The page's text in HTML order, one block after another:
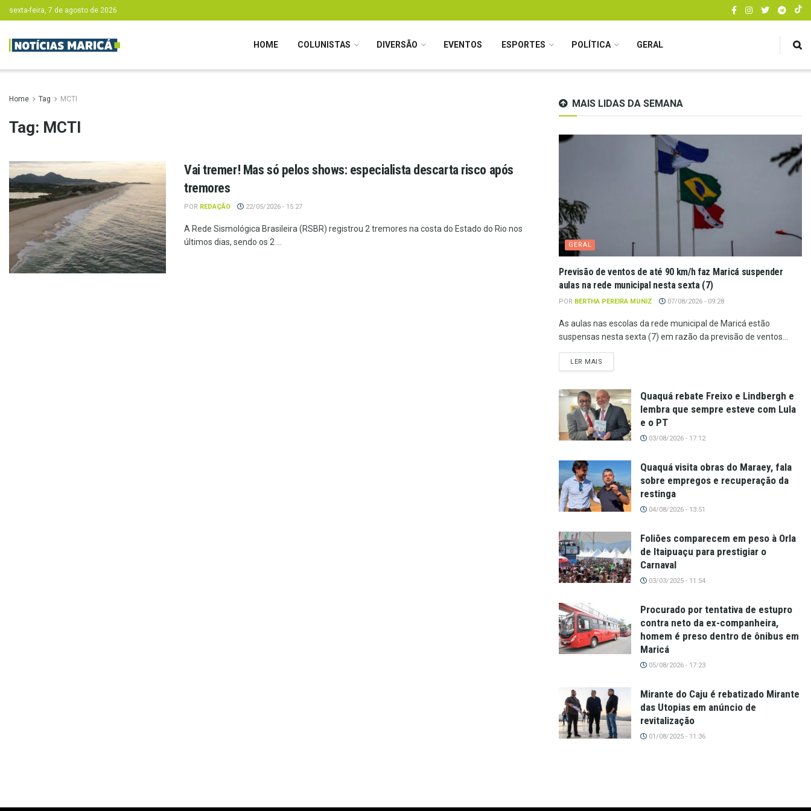
sexta-feira, 7 de agosto de 2026
HOME COLUNISTAS DIVERSÃO EVENTOS ESPORTES POLÍTICA GERAL
Home Tag MCTI
Tag: MCTI
Vai tremer! Mas só pelos shows: especialista descarta risco após
tremores
POR REDAÇÃO 22/05/2026 - 15:27
A Rede Sismológica Brasileira (RSBR) registrou 2 tremores na costa do Estado do Rio nos
últimos dias, sendo os 2 ...
MAIS LIDAS DA SEMANA
GERAL
Previsão de ventos de até 90 km/h faz Maricá suspender
aulas na rede municipal nesta sexta (7)
POR BERTHA PEREIRA MUNIZ 07/08/2026 - 09:28
As aulas nas escolas da rede municipal de Maricá estão
suspensas nesta sexta (7) em razão da previsão de ventos...
LER MAIS
Quaquá rebate Freixo e Lindbergh e
lembra que sempre esteve com Lula
e o PT
03/08/2026 - 17:12
Quaquá visita obras do Maraey, fala
sobre empregos e recuperação da
restinga
04/08/2026 - 13:51
Foliões comparecem em peso à Orla
de Itaipuaçu para prestigiar o
Carnaval
03/03/2025 - 11:54
Procurado por tentativa de estupro
contra neto da ex-companheira,
homem é preso dentro de ônibus em
Maricá
05/08/2026 - 17:23
Mirante do Caju é rebatizado Mirante
das Utopias em anúncio de
revitalização
01/08/2025 - 11:36